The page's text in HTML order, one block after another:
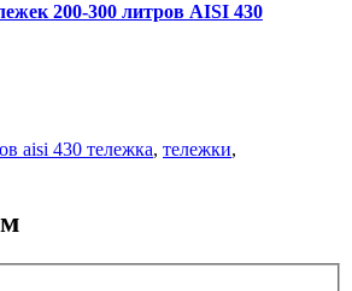
200-300 литров AISI 430
aisi 430 тележка, тележки,